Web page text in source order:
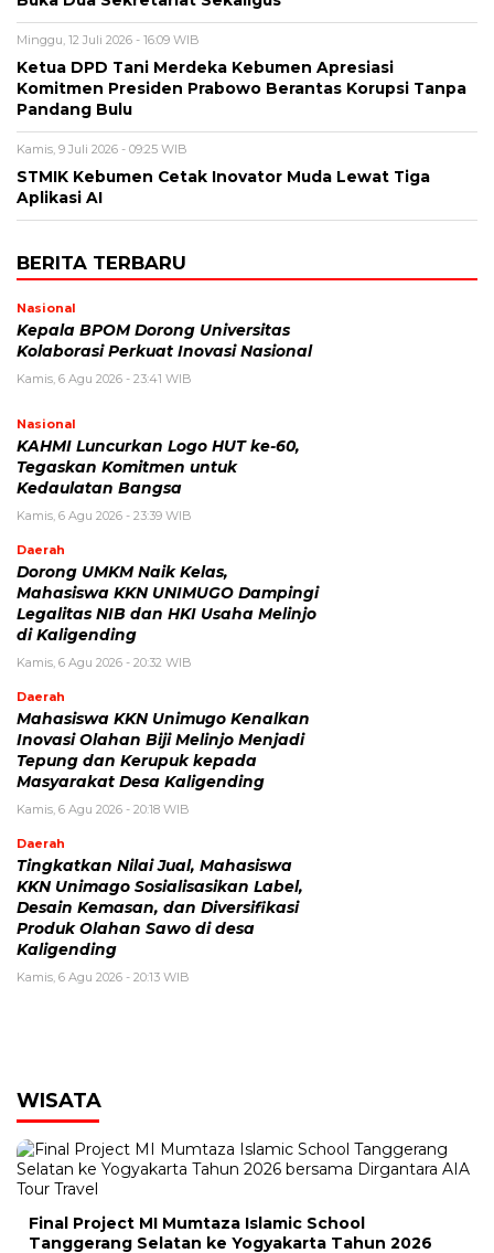
Minggu, 12 Juli 2026 - 16:09 WIB
Ketua DPD Tani Merdeka Kebumen Apresiasi
Komitmen Presiden Prabowo Berantas Korupsi Tanpa
Pandang Bulu
Kamis, 9 Juli 2026 - 09:25 WIB
STMIK Kebumen Cetak Inovator Muda Lewat Tiga
Aplikasi AI
BERITA TERBARU
Nasional
Kepala BPOM Dorong Universitas
Kolaborasi Perkuat Inovasi Nasional
Kamis, 6 Agu 2026 - 23:41 WIB
Nasional
KAHMI Luncurkan Logo HUT ke-60,
Tegaskan Komitmen untuk
Kedaulatan Bangsa
Kamis, 6 Agu 2026 - 23:39 WIB
Daerah
Dorong UMKM Naik Kelas,
Mahasiswa KKN UNIMUGO Dampingi
Legalitas NIB dan HKI Usaha Melinjo
di Kaligending
Kamis, 6 Agu 2026 - 20:32 WIB
Daerah
Mahasiswa KKN Unimugo Kenalkan
Inovasi Olahan Biji Melinjo Menjadi
Tepung dan Kerupuk kepada
Masyarakat Desa Kaligending
Kamis, 6 Agu 2026 - 20:18 WIB
Daerah
Tingkatkan Nilai Jual, Mahasiswa
KKN Unimago Sosialisasikan Label,
Desain Kemasan, dan Diversifikasi
Produk Olahan Sawo di desa
Kaligending
Kamis, 6 Agu 2026 - 20:13 WIB
WISATA
Final Project MI Mumtaza Islamic School
Tanggerang Selatan ke Yogyakarta Tahun 2026